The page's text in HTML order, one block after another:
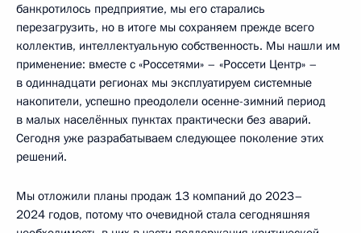
банкротилось предприятие, мы его старались
перезагрузить, но в итоге мы сохраняем прежде всего
коллектив, интеллектуальную собственность. Мы нашли им
применение: вместе с «Россетями» – «Россети Центр» –
в одиннадцати регионах мы эксплуатируем системные
накопители, успешно преодолели осенне-зимний период
в малых населённых пунктах практически без аварий.
Сегодня уже разрабатываем следующее поколение этих
решений.
Мы отложили планы продаж 13 компаний до 2023–
2024 годов, потому что очевидной стала сегодняшняя